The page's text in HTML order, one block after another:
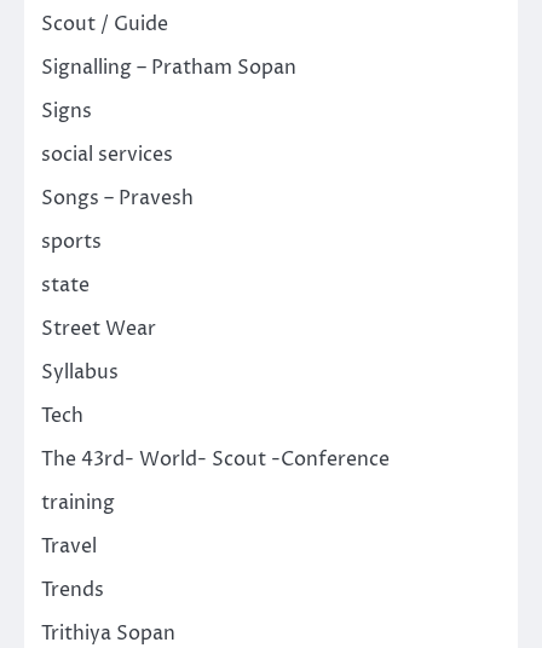
Scout / Guide
Signalling – Pratham Sopan
Signs
social services
Songs – Pravesh
sports
state
Street Wear
Syllabus
Tech
The 43rd- World- Scout -Conference
training
Travel
Trends
Trithiya Sopan